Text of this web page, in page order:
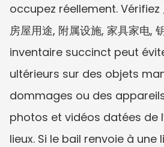
occupez réellement. Vérifiez
房屋用途, 附属设施, 家具家电,
inventaire succinct peut
ultérieurs sur des objets
dommages ou des
photos et vidéos datées de
lieux. Si le bail renvoie à une